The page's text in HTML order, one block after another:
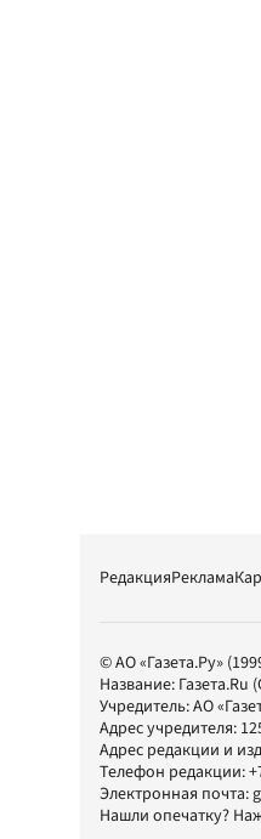
РедакцияРеклама
© АО «Газета.Ру»
Название: Газета.Ru
Учредитель:АО
Адрес учредителя:
Адрес редакции и
Телефон редакции:
Электронная почта:
Нашли опечатку?